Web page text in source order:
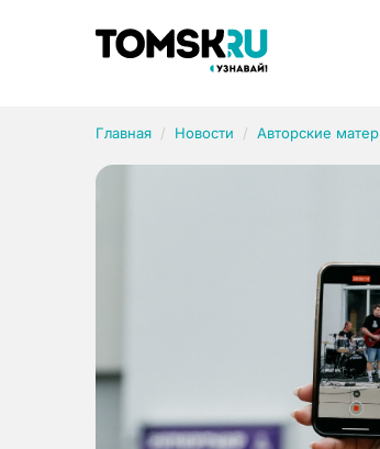
Главная Новости Авторские
Рубрики